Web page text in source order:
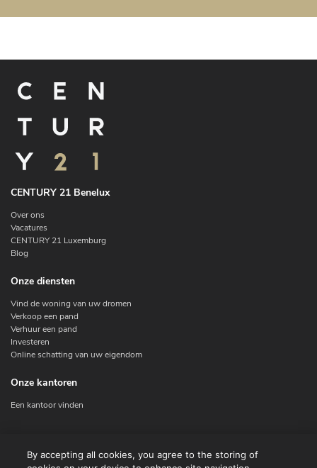
CENTURY 21 Benelux
Over ons
Vacatures
CENTURY 21 Luxemburg
Blog
Onze diensten
Vind de woning van uw dromen
Verkoop een pand
Verhuur een pand
Investeren
Online schatting van uw eigendom
Onze kantoren
Een kantoor vinden
By accepting all cookies, you agree to the storing of